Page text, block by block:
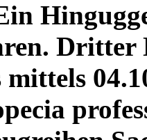
Dritter
mittels